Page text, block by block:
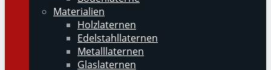
Materialien
Holzlaternen
Edelstahllaternen
Metalllaternen
Glaslaternen